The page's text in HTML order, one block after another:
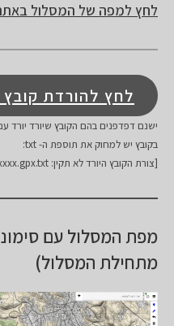
לחץ למפה של המסלול
לחץ להורדת קובץ GPX
בקובץ יש למחוק את תוספת ה- txt:
[צורת הקובץ היורד לא תקין: xxxxx.gpx.txt צורת הקובץ הרצוי: xxxxx.gpx]
מפת המסלול עם
מתחילת המסלול)